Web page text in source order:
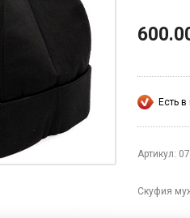
Есть
Артикул:
Скуфия